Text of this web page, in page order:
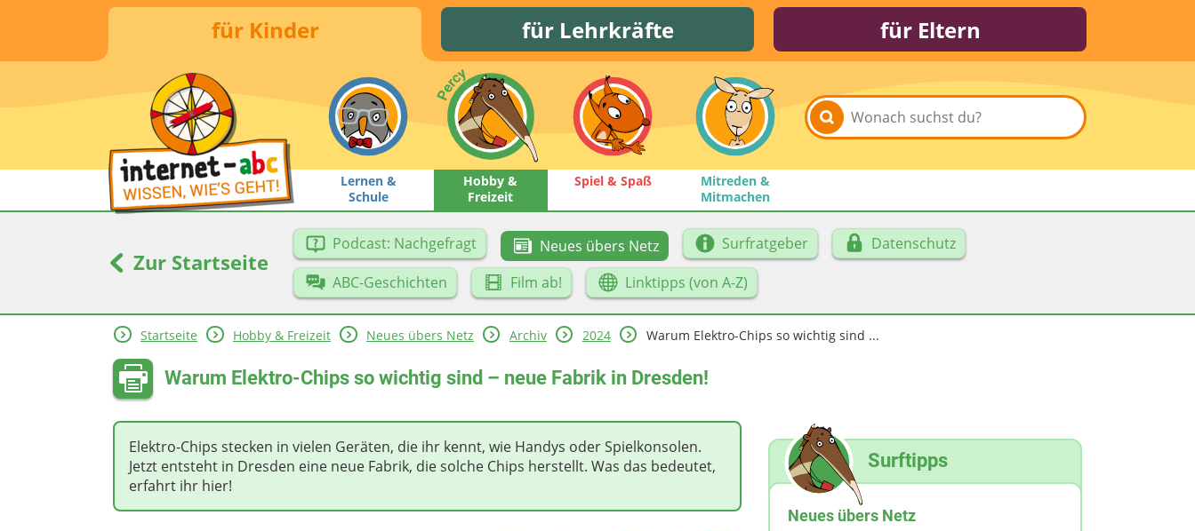
für Kinder für Lehrkräfte für Eltern
Lernen &
Schule
Hobby &
Freizeit
Spiel & Spaß
Mitreden &
Mitmachen
Zur Startseite
Podcast: Nachgefragt Neues übers Netz Surfratgeber
Datenschutz
ABC-Geschichten
Film ab! Linktipps (von A-Z)
Startseite Hobby & Freizeit Neues übers Netz Archiv 2024 Warum Elektro-Chips so wichtig sind ...
Warum Elektro-Chips so wichtig sind – neue Fabrik in Dresden!
Elektro-Chips stecken in vielen Geräten, die ihr kennt, wie Handys oder Spielkonsolen.
Jetzt entsteht in Dresden eine neue Fabrik, die solche Chips herstellt. Was das bedeutet,
erfahrt ihr hier!
Surftipps
Neues übers Netz